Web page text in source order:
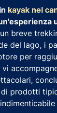
kayak nel
breve
del lago, i
per
prodotti